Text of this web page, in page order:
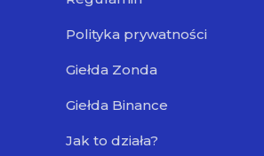
Polityka prywatności
Giełda Zonda
Giełda Binance
Jak to działa?